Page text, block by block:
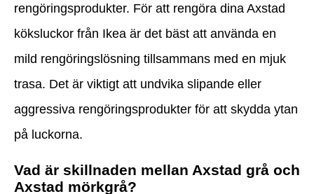
rengöringsprodukter. För att rengöra dina Axstad
köksluckor från Ikea är det bäst att använda en
mild rengöringslösning tillsammans med en mjuk
trasa. Det är viktigt att undvika slipande eller
aggressiva rengöringsprodukter för att skydda ytan
på luckorna.
Vad är skillnaden mellan Axstad grå och
Axstad mörkgrå?